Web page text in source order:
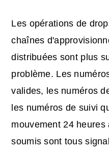
Les opérations de
chaînes
distribuées sont plus
problème. Les
valides, les numéros
les numéros de suivi
mouvement 24 heures
soumis sont tous